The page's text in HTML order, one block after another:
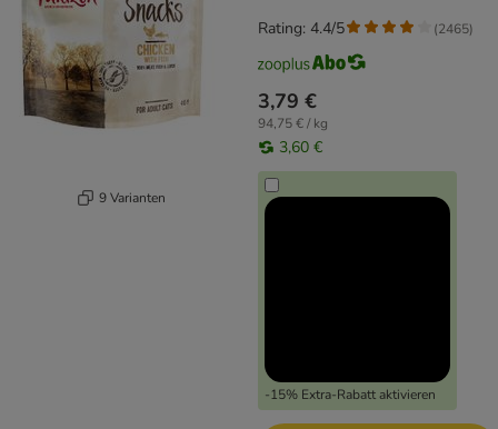
9 Varianten
3,79 €
94,75 € / kg
3,60 €
-15% Extra-Rabatt aktivieren
Rating: 4.4/5 (2465)